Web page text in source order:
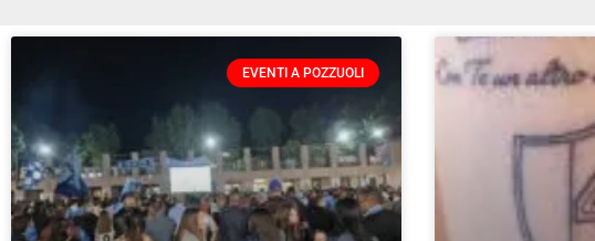
EVENTI A POZZUOLI